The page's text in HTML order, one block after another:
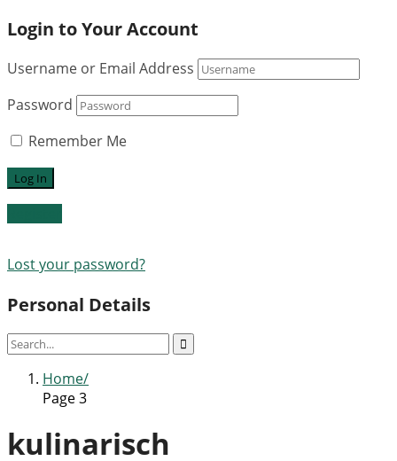
Login to Your Account
Username or Email Address
Password
Remember Me
Lost your password?
Personal Details
Home
Page 3
kulinarisch